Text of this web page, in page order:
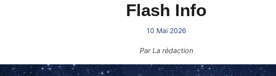
Flash Info
10 Mai 2026
ParLa rédaction